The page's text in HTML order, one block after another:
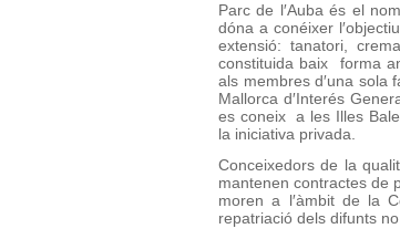
Parc de l′Auba és el
dóna a conéixer
extensió: tanatori,
constituida baix forma
als membres d′una sola
Mallorca d′Interés
es coneix a les Illes
la iniciativa privada.
Conceixedors de la
mantenen contractes de
moren a l′àmbit de la
repatriació dels difunts